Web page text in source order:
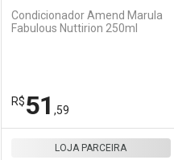
Comprar sem Desconto
Por R$ 37,59/cada
Por R$ 37,59/cada
Condicionador Amend Marula
Fabulous Nuttirion 250ml
R$51 ,59
LOJA PARCEIRA